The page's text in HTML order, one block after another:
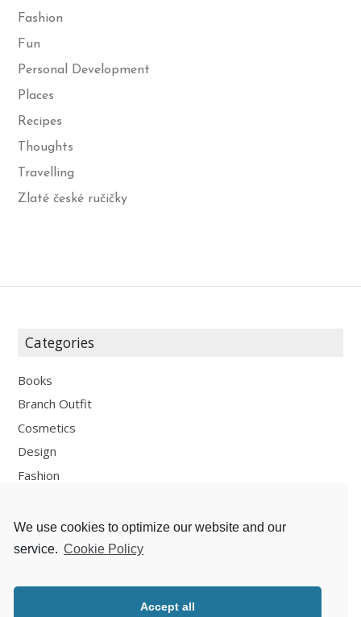
Fashion
Fun
Personal Development
Places
Recipes
Thoughts
Travelling
Zlaté české ručičky
Categories
Books
Branch Outfit
Cosmetics
Design
Fashion
Personal Development
Places
We use cookies to optimize our website and our
service. Cookie Policy
Accept all